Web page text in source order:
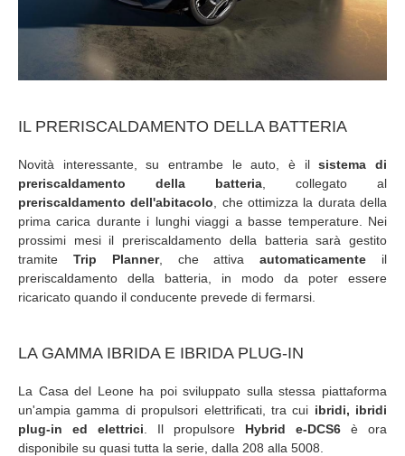
IL PRERISCALDAMENTO DELLA BATTERIA
Novità interessante, su entrambe le auto, è ilsistema di
preriscaldamento della batteria , collegato al
preriscaldamento dell'abitacolo , che ottimizza la durata della
prima carica durante i lunghi viaggi a basse temperature. Nei
prossimi mesi il preriscaldamento della batteria sarà gestito
tramite Trip Planner, che attivaautomaticamente il
preriscaldamento della batteria, in modo da poter essere
ricaricato quando il conducente prevede di fermarsi.
LA GAMMA IBRIDA E IBRIDA PLUG-IN
La Casa del Leone ha poi sviluppato sulla stessa piattaforma
un'ampia gamma di propulsori elettrificati, tra cui ibridi, ibridi
plug-in ed elettrici . Il propulsore Hybrid e-DCS6 è ora
disponibile su quasi tutta la serie, dalla 208 alla 5008.